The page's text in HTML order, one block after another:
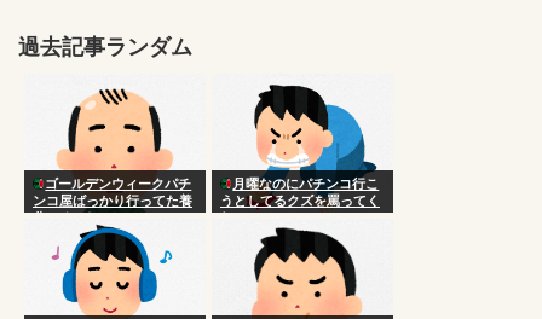
過去記事ランダム
ゴールデンウィークパチ
ンコ屋ばっかり行ってた養
分いるでしょ
月曜なのにパチンコ行こ
うとしてるクズを罵ってく
れ